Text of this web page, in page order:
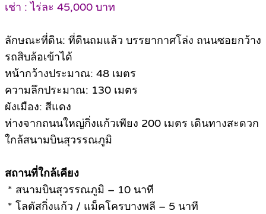
เช่า : ไร่ละ 45,000 บาท
ลักษณะที่ดิน: ที่ดินถมแล้ว บรรยากาศโล่ง ถนนซอยกว้าง
รถสิบล้อเข้าได้
หน้ากว้างประมาณ: 48 เมตร
ความลึกประมาณ: 130 เมตร
ผังเมือง: สีแดง
ห่างจากถนนใหญ่กิ่งแก้วเพียง 200 เมตร เดินทางสะดวก
ใกล้สนามบินสุวรรณภูมิ
สถานที่ใกล้เคียง
* สนามบินสุวรรณภูมิ – 10 นาที
* โลตัสกิ่งแก้ว / แม็คโครบางพลี – 5 นาที